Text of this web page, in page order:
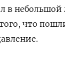
в
что